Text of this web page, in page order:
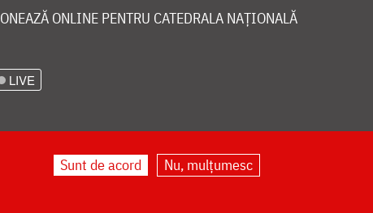
ONLINE PENTRU CATEDRALA NAȚIONALĂ
LIVE
Sunt de acord Nu, mulțumesc